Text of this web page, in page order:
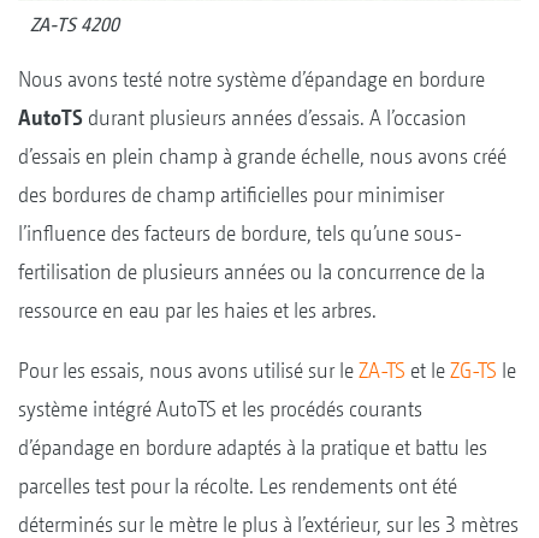
ZA-TS 4200
Nous avons testé notre système d’épandage en bordure
AutoTS durant plusieurs années d’essais. A l’occasion
d’essais en plein champ à grande échelle, nous avons créé
des bordures de champ artificielles pour minimiser
l’influence des facteurs de bordure, tels qu’une sous-
fertilisation de plusieurs années ou la concurrence de la
ressource en eau par les haies et les arbres.
Pour les essais, nous avons utilisé sur leZA-TS et leZG-TS le
système intégré AutoTS et les procédés courants
d’épandage en bordure adaptés à la pratique et battu les
parcelles test pour la récolte. Les rendements ont été
déterminés sur le mètre le plus à l’extérieur, sur les 3 mètres